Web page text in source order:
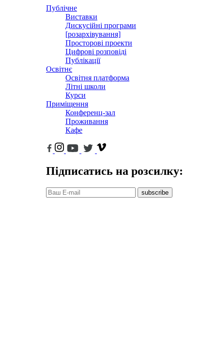
Публічне
Виставки
Дискусійні програми
[розархівування]
Просторові проекти
Цифрові розповіді
Публікації
Освітнє
Освітня платформа
Літні школи
Курси
Приміщення
Конференц-зал
Проживання
Кафе
Підписатись на розсилку:
subscribe